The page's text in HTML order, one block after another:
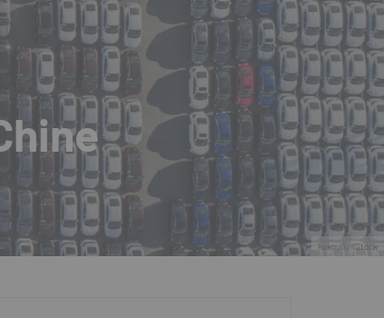
kokouu / iStock